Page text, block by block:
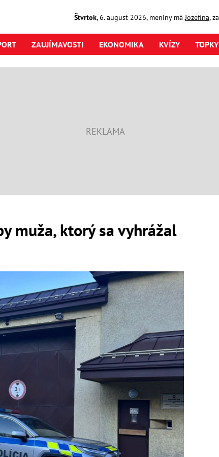
Štvrtok,6. august2026, meniny má Jozefína,
ZAUJÍMAVOSTI EKONOMIKA KVÍZY
muža, ktorý sa vyhrážal